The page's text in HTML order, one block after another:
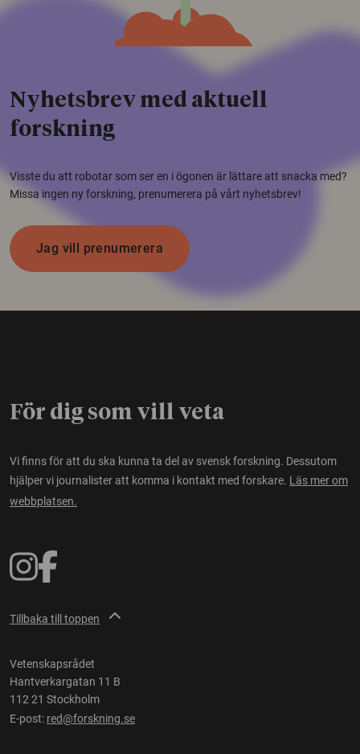
Nyhetsbrev med aktuell
forskning
Visste du att robotar som ser en i ögonen är lättare att snacka med?
Missa ingen ny forskning, prenumerera på vårt nyhetsbrev!
Jag vill prenumerera
För dig som vill veta
Vi finns för att du ska kunna ta del av svensk forskning. Dessutom
hjälper vi journalister att komma i kontakt med forskare. Läs mer om
webbplatsen.
Tillbaka till toppen
Vetenskapsrådet
Hantverkargatan 11 B
112 21 Stockholm
E-post: red@forskning.se